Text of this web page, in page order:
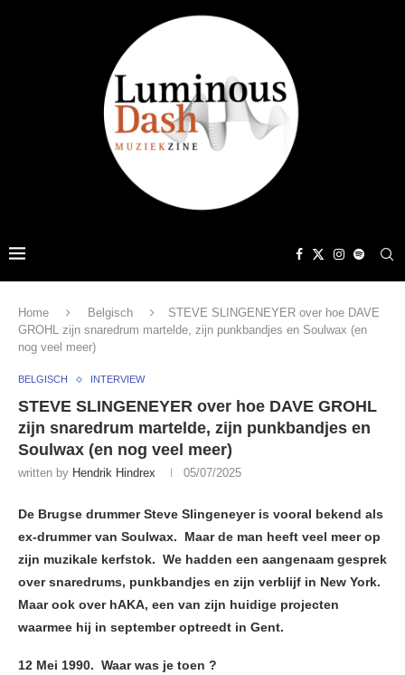
Home Belgisch
STEVE SLINGENEYER over hoe DAVE
GROHL zijn snaredrum martelde, zijn punkbandjes en Soulwax (en
nog veel meer)
BELGISCH INTERVIEW
STEVE SLINGENEYER over hoe DAVE GROHL
zijn snaredrum martelde, zijn punkbandjes en
Soulwax (en nog veel meer)
written by Hendrik Hindrex 05/07/2025
De Brugse drummer Steve Slingeneyer is vooral bekend als
ex-drummer van Soulwax. Maar de man heeft veel meer op
zijn muzikale kerfstok. We hadden een aangenaam gesprek
over snaredrums, punkbandjes en zijn verblijf in New York.
Maar ook over hAKA, een van zijn huidige projecten
waarmee hij in september optreedt in Gent.
12 Mei 1990. Waar was je toen ?